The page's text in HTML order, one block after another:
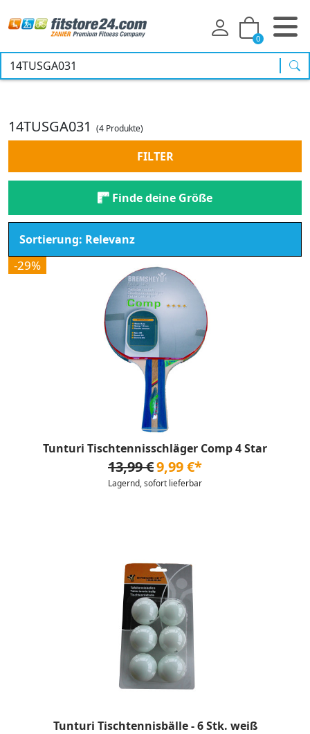
0
14TUSGA031 (4 Produkte)
FILTER
Finde deine Größe
-29%
Tunturi Tischtennisschläger Comp 4 Star
13,99 €9,99 €*
Lagernd, sofort lieferbar
Tunturi Tischtennisbälle - 6 Stk. weiß